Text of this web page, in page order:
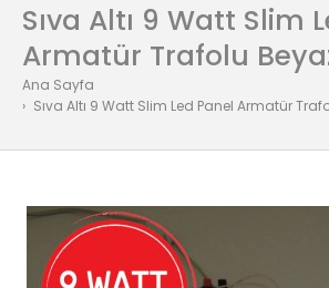
Sıva Altı 9 Watt Slim
Armatür Trafolu
Ana Sayfa
Sıva Altı 9 Watt Slim Led Panel Armatür